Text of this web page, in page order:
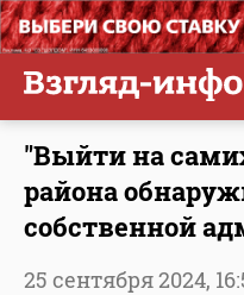
"Выйти на
района
собственной
25 сентября 2024,